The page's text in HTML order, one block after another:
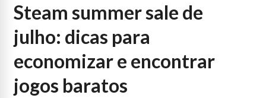
steam summer sale de
julho: dicas para
economizar e encontrar
jogos baratos